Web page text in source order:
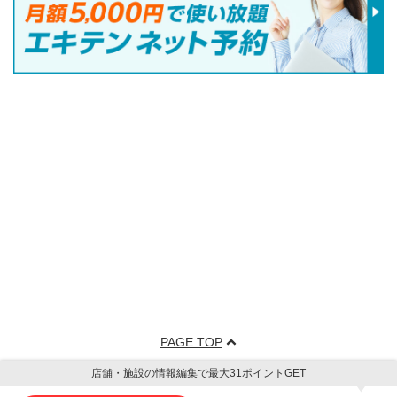
PAGE TOP
店舗・施設の情報編集で最大31ポイントGET